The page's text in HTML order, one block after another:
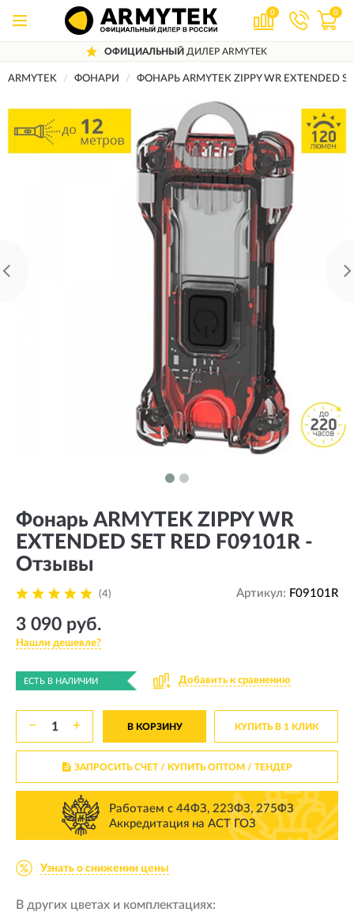
0 0
ОФИЦИАЛЬНЫЙ ДИЛЕР ARMYTEK
ARMYTEK ФОНАРИ ФОНАРЬ ARMYTEK ZIPPY WR EXTENDED
Фонарь ARMYTEK ZIPPY WR
EXTENDED SET RED F09101R -
Отзывы
(4) Артикул: F09101R
3 090 руб.
Нашли дешевле?
ЕСТЬ В НАЛИЧИИ Добавить к сравнению
− + В КОРЗИНУ КУПИТЬ В 1 КЛИК
ЗАПРОСИТЬ СЧЕТ / КУПИТЬ ОПТОМ/ ТЕНДЕР
Работаем с 44ФЗ, 223ФЗ, 275ФЗ
Аккредитация на АСТ ГОЗ
Узнать о снижении цены
В других цветах и комплектациях: